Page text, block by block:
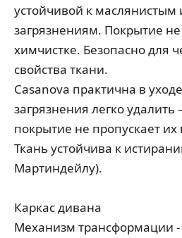
устойчивой к
загрязнениям. Покрытие не
химчистке. Безопасно для
свойства ткани.
Casanova практична в
загрязнения легко удалить
покрытие не пропускает их
Ткань устойчива к
Мартиндейлу).
Каркас дивана
Механизм трансформации -